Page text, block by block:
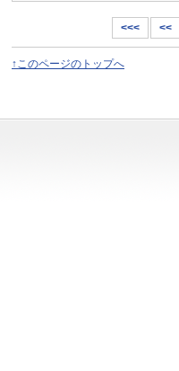
<<< <<
↑このページのトップへ